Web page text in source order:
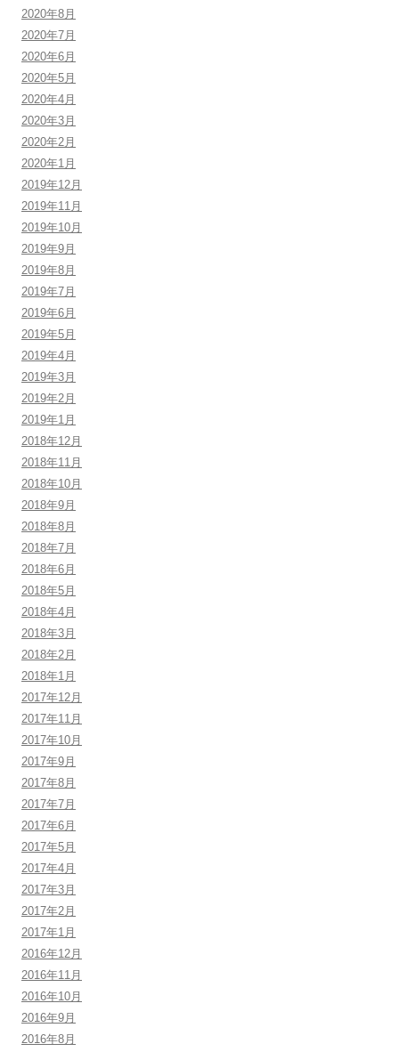
2020年8月
2020年7月
2020年6月
2020年5月
2020年4月
2020年3月
2020年2月
2020年1月
2019年12月
2019年11月
2019年10月
2019年9月
2019年8月
2019年7月
2019年6月
2019年5月
2019年4月
2019年3月
2019年2月
2019年1月
2018年12月
2018年11月
2018年10月
2018年9月
2018年8月
2018年7月
2018年6月
2018年5月
2018年4月
2018年3月
2018年2月
2018年1月
2017年12月
2017年11月
2017年10月
2017年9月
2017年8月
2017年7月
2017年6月
2017年5月
2017年4月
2017年3月
2017年2月
2017年1月
2016年12月
2016年11月
2016年10月
2016年9月
2016年8月